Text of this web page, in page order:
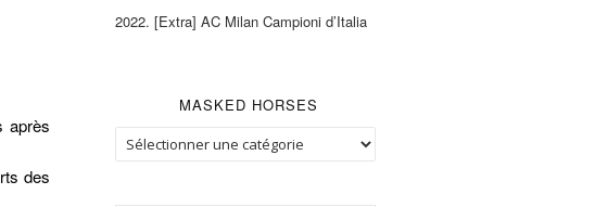
après
des
2022. [Extra] AC Milan Campioni d’Italia
MASKED HORSES